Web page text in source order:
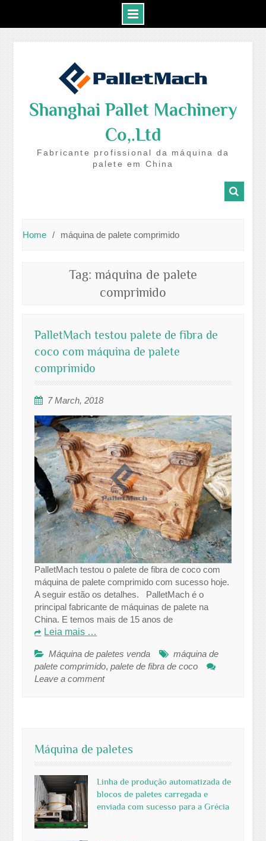
Shanghai Pallet Machinery
Co,.Ltd
Fabricante profissional da máquina da
palete em China
Home máquina de palete comprimido
Tag: máquina de palete
comprimido
PalletMach testou palete de fibra de
coco com máquina de palete
comprimido
7 March, 2018
PalletMach testou o palete de fibra de coco com
máquina de palete comprimido com sucesso hoje.
A seguir estão os detalhes. PalletMach é o
principal fabricante de máquinas de palete na
China. E temos mais de 15 anos de
Leia mais …
Máquina de paletes venda
máquina de
palete comprimido,palete de fibra de coco
Leave a comment
Máquina de paletes
Linha de produção automatizada de
blocos de paletes carregada e
enviada com sucesso para a Grécia